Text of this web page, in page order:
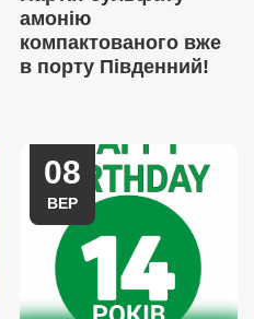
амонію
компактованого вже
в порту Південний!
08
ВЕР